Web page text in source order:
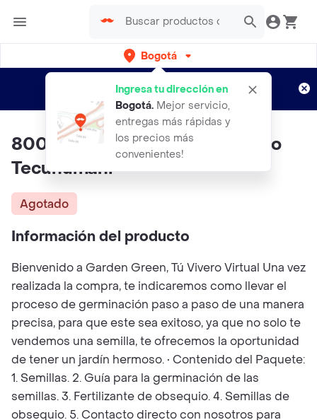
Bogotá
Ingresa tu dirección en
Bogotá. Mejor servicio,
entregas más rápidas y
los precios más
convenientes!
envíos gratis por semanas
Aplican TyC
800 Semillas Orgánicas De Pino
Tecunumani
Agotado
Información del producto
Bienvenido a Garden Green, Tú Vivero Virtual Una vez
realizada la compra, te indicaremos como llevar el
proceso de germinación paso a paso de una manera
precisa, para que este sea exitoso, ya que no solo te
vendemos una semilla, te ofrecemos la oportunidad
de tener un jardín hermoso. • Contenido del Paquete:
1. Semillas. 2. Guía para la germinación de las
semillas. 3. Fertilizante de obsequio. 4. Semillas de
obsequio. 5. Contacto directo con nosotros para